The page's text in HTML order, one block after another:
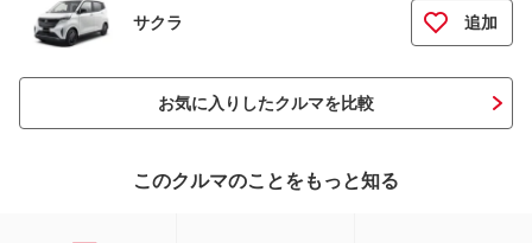
サクラ 追加
お気に入りしたクルマを比較
このクルマのことをもっと知る